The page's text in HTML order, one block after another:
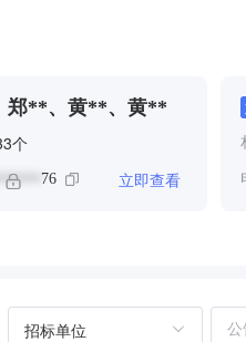
郑**、黄**、黄**
个
76 立即查看
招标单位